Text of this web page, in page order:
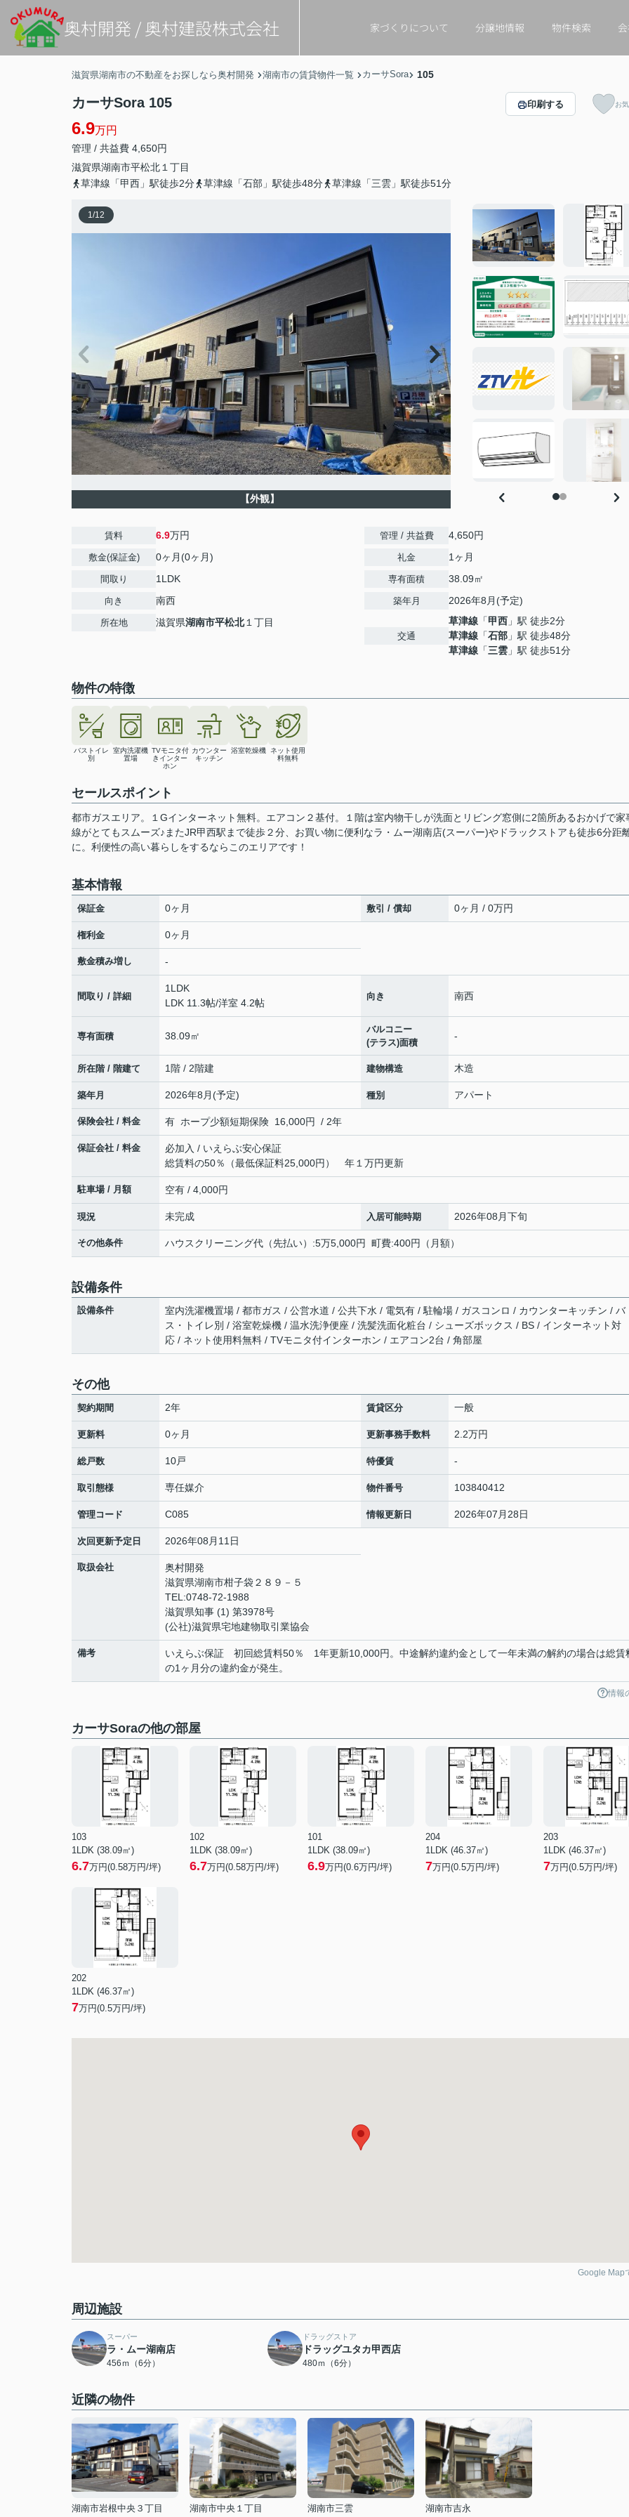
奥村開発 / 奥村建設株式会社 家づくりについて 分譲地情報 物件検索
滋賀県湖南市の不動産をお探しなら奥村開発 湖南市の賃貸物件一覧 カーサSora 105
カーサSora 105
6.9万円
管理 / 共益費 4,650円
滋賀県湖南市平松北 １丁目
草津線「甲西」駅徒歩2分
草津線「石部」駅徒歩48分 草津線「三雲」駅徒歩51分
印刷する お
1/12
【外観】
賃料 6.9万円
敷金(保証金) 0ヶ月(0ヶ月)
間取り 1LDK
向き 南西
所在地 滋賀県湖南市平松北１丁目
管理 / 共益費 4,650円
礼金 1ヶ月
専有面積 38.09㎡
築年月 2026年8月(予定)
交通
草津線 「甲西 」駅 徒歩2分
草津線 「石部 」駅 徒歩48分
草津線 「三雲 」駅 徒歩51分
物件の特徴
バストイレ
別
室内洗濯機
置場
TVモニタ付
きインター
ホン
カウンター
キッチン
浴室乾燥機 ネット使用
料無料
セールスポイント
都市ガスエリア。１Gインターネット無料。エアコン２基付。１階は室内物干しが洗面とリビング窓側に2箇所あるおかげで家
線がとてもスムーズ♪またJR甲西駅まで徒歩２分、お買い物に便利なラ・ムー湖南店(スーパー)やドラックストアも徒歩6分距
に。利便性の高い暮らしをするならこのエリアです！
基本情報
保証金 0ヶ月 敷引 / 償却 0ヶ月 / 0万円
権利金 0ヶ月
敷金積み増し -
間取り / 詳細
1LDK
LDK 11.3帖/洋室 4.2帖
向き 南西
専有面積 38.09㎡
バルコニー
(テラス)面積
-
所在階 / 階建て 1階 / 2階建 建物構造 木造
築年月 2026年8月(予定) 種別 アパート
保険会社 / 料金 有 ホープ少額短期保険 16,000円 / 2年
保証会社 / 料金
必加入 / いえらぶ安心保証
総賃料の50％（最低保証料25,000円） 年１万円更新
駐車場 / 月額 空有 / 4,000円
現況 未完成 入居可能時期 2026年08月下旬
その他条件 ハウスクリーニング代（先払い）:5万5,000円 町費:400円（月額）
設備条件
設備条件
室内洗濯機置場 / 都市ガス / 公営水道 / 公共下水 / 電気有 / 駐輪場 / ガスコンロ / カウンターキッチン / バ
ス・トイレ別 / 浴室乾燥機 / 温水洗浄便座 / 洗髪洗面化粧台 / シューズボックス / BS / インターネット対
応 / ネット使用料無料 / TVモニタ付インターホン / エアコン2台 / 角部屋
その他
契約期間 2年 賃貸区分 一般
更新料 0ヶ月 更新事務手数料 2.2万円
総戸数 10戸 特優賃 -
取引態様 専任媒介 物件番号 103840412
管理コード C085 情報更新日 2026年07月28日
次回更新予定日 2026年08月11日
取扱会社
奥村開発
滋賀県湖南市柑子袋２８９－５
TEL:0748-72-1988
滋賀県知事 (1) 第3978号
(公社)滋賀県宅地建物取引業協会
備考
いえらぶ保証 初回総賃料50％ 1年更新10,000円。中途解約違約金として一年未満の解約の場合は総賃
の1ヶ月分の違約金が発生。
情報
カーサSoraの他の部屋
103
1LDK (38.09㎡)
6.7万円(0.58万円/坪)
102
1LDK (38.09㎡)
6.7万円(0.58万円/坪)
101
1LDK (38.09㎡)
6.9万円(0.6万円/坪)
204
1LDK (46.37㎡)
7万円(0.5万円/坪)
203
1LDK (46.37㎡)
7万円(0.5万円/坪)
202
1LDK (46.37㎡)
7万円(0.5万円/坪)
Google Map
周辺施設
スーパー
ラ・ムー湖南店
456ｍ（6分）
ドラッグストア
ドラッグユタカ甲西店
480ｍ（6分）
近隣の物件
湖南市岩根中央３丁目
湖南市中央１丁目
湖南市三雲
湖南市吉永